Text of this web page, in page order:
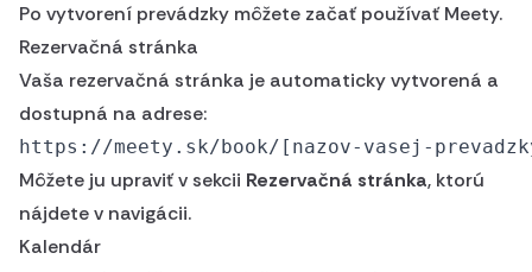
Po vytvorení prevádzky môžete začať používať Meety.
Rezervačná stránka
Vaša rezervačná stránka je automaticky vytvorená a
dostupná na adrese:
Môžete ju upraviť v sekcii Rezervačná stránka, ktorú
nájdete v navigácii.
Kalendár